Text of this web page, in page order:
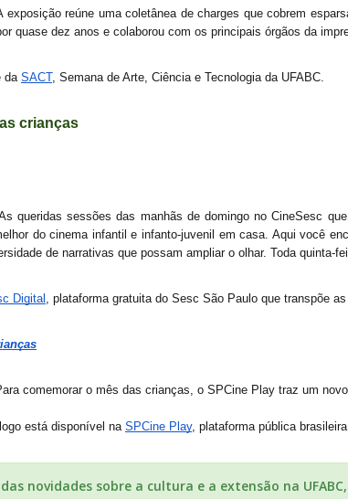
exposição reúne uma coletânea de charges que cobrem
quase dez anos e colaborou com os principais órgãos da
da SACT, Semana de Arte, Ciência e Tecnologia da UFABC.
crianças
queridas sessões das manhãs de domingo no CineSesc
do cinema infantil e infanto-juvenil em casa. Aqui você
de narrativas que possam ampliar o olhar. Toda quinta-
Digital, plataforma gratuita do Sesc São Paulo que transpõe
comemorar o mês das crianças, o SPCine Play traz um
está disponível na SPCine Play, plataforma pública
novidades sobre a cultura e a extensão na UFABC,